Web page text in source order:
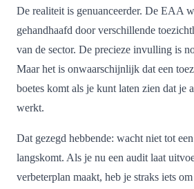
De realiteit is genuanceerder. De EAA
gehandhaafd door verschillende
van de sector. De precieze invulling is
Maar het is onwaarschijnlijk dat een
boetes komt als je kunt laten zien dat je
werkt.
Dat gezegd hebbende: wacht niet tot
langskomt. Als je nu een audit laat
verbeterplan maakt, heb je straks iets